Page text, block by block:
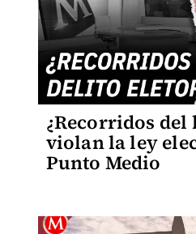
¿Recorridos del
violan la ley
Punto Medio